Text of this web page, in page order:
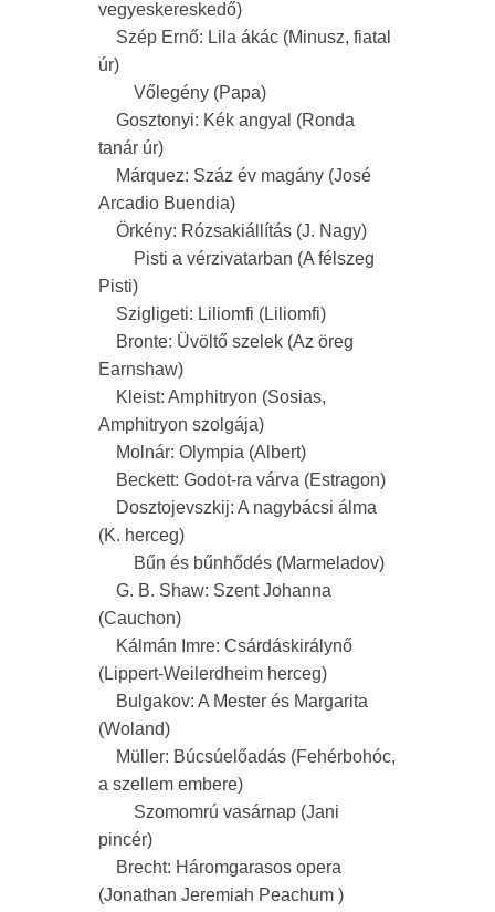
vegyeskereskedő)
Szép Ernő: Lila ákác (Minusz, fiatal
úr)
Vőlegény (Papa)
Gosztonyi: Kék angyal (Ronda
tanár úr)
Márquez: Száz év magány (José
Arcadio Buendia)
Örkény: Rózsakiállítás (J. Nagy)
Pisti a vérzivatarban (A félszeg
Pisti)
Szigligeti: Liliomfi (Liliomfi)
Bronte: Üvöltő szelek (Az öreg
Earnshaw)
Kleist: Amphitryon (Sosias,
Amphitryon szolgája)
Molnár: Olympia (Albert)
Beckett: Godot-ra várva (Estragon)
Dosztojevszkij: A nagybácsi álma
(K. herceg)
Bűn és bűnhődés (Marmeladov)
G. B. Shaw: Szent Johanna
(Cauchon)
Kálmán Imre: Csárdáskirálynő
(Lippert-Weilerdheim herceg)
Bulgakov: A Mester és Margarita
(Woland)
Müller: Búcsúelőadás (Fehérbohóc,
a szellem embere)
Szomomrú vasárnap (Jani
pincér)
Brecht: Háromgarasos opera
(Jonathan Jeremiah Peachum )